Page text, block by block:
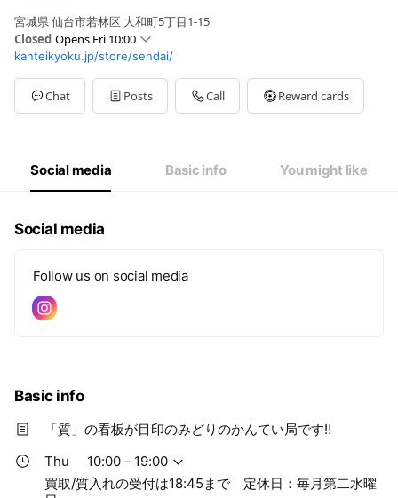
宮城県 仙台市若林区 大和町5丁目1-15
Closed Opens Fri 10:00
Sun10:00 - 19:00
Mon10:00 - 19:00
Tue10:00 - 19:00
Wed10:00 - 19:00
10:00 - 19:00
買取/質入れの受付は18:45まで 定休日：毎月第二水曜日
kanteikyoku.jp/store/sendai/
Chat Posts Call Reward cards
Social media Basic info You might like
Social media
Follow us on social media
Basic info
「質」の看板が目印のみどりのかんてい局です‼︎
Thu
10:00 - 19:00
買取/質入れの受付は18:45まで 定休日：毎月第二水曜